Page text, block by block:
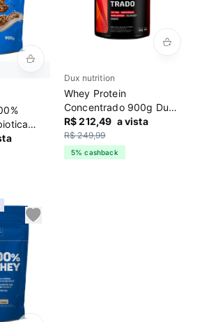
Dux nutrition
Whey Protein
Concentrado 900g Dux
Nutrition Cookies
R$ 212,49 a vista
R$ 249,99
5% cashback